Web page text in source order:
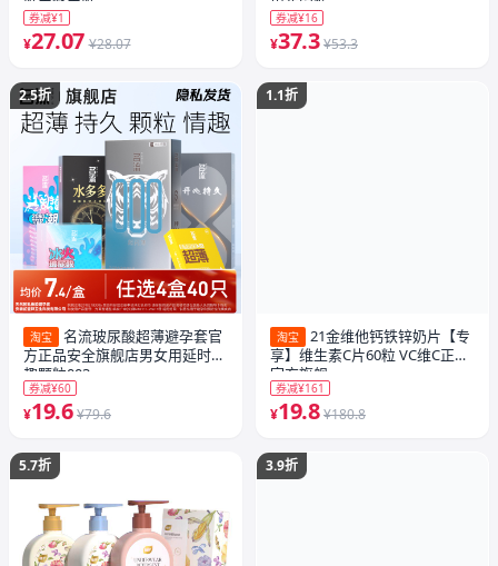
券减¥1
¥27.07 ¥28.07
2.5折
淘宝
名流玻尿酸超薄避孕套官
方正品安全旗舰店男女用延时情
趣颗粒003
券减¥60
¥19.6 ¥79.6
5.7折
券减¥16
¥37.3 ¥53.3
1.1折
淘宝
21金维他钙铁锌奶片【专
享】维生素C片60粒 VC维C正品
官方旗舰
券减¥161
¥19.8 ¥180.8
3.9折